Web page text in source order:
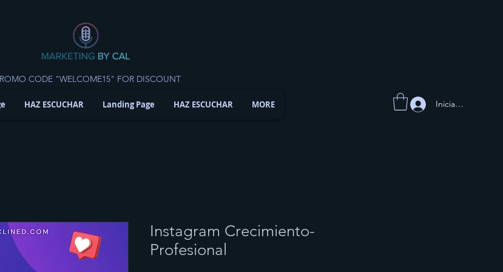
CODE "WELCOME15" FOR DISCOUNT
HAZ ESCUCHAR Landing Page HAZ ESCUCHAR MORE Iniciar sesión
Instagram Crecimiento-
Profesional